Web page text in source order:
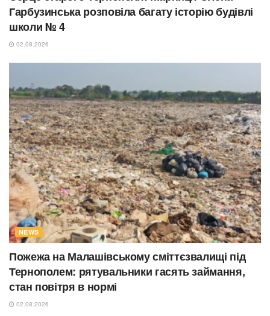
Гарбузинська розповіла багату історію будівлі
школи № 4
02.08.2026
NEWS
Пожежа на Малашівському сміттєзвалищі під
Тернополем: рятувальники гасять займання,
стан повітря в нормі
02.08.2026